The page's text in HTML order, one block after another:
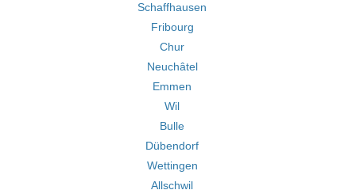
Schaffhausen
Fribourg
Chur
Neuchâtel
Emmen
Wil
Bulle
Dübendorf
Wettingen
Allschwil